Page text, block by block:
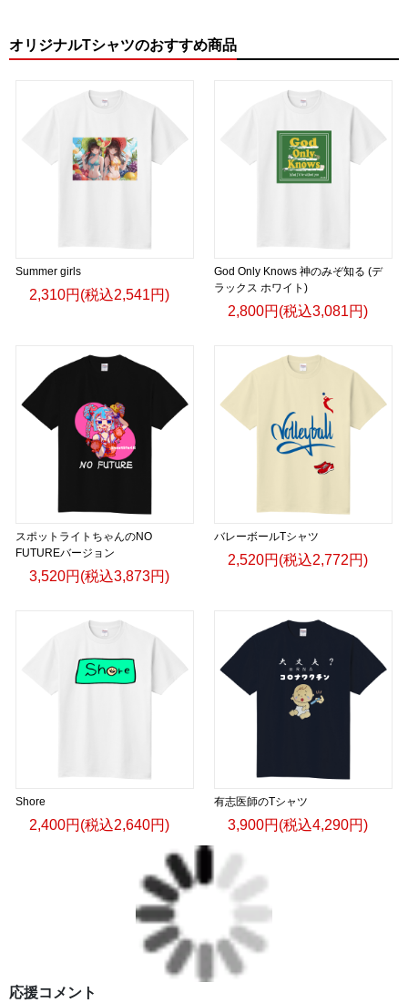
オリジナルTシャツのおすすめ商品
Summer girls
2,310円(税込2,541円)
God Only Knows 神のみぞ知る (デ
ラックス ホワイト)
2,800円(税込3,081円)
スポットライトちゃんのNO
FUTUREバージョン
3,520円(税込3,873円)
バレーボールTシャツ
2,520円(税込2,772円)
Shore
2,400円(税込2,640円)
有志医師のTシャツ
3,900円(税込4,290円)
応援コメント